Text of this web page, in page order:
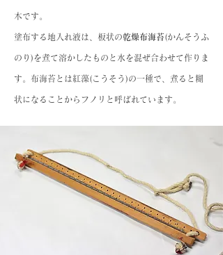
木です。
塗布する地入れ液は、板状の乾燥布海苔(かんそうふ
のり)を煮て溶かしたものと水を混ぜ合わせて作りま
す。布海苔とは紅藻(こうそう)の一種で、煮ると糊
状になることからフノリと呼ばれています。